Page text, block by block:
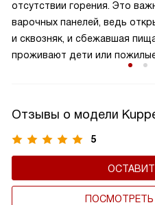
отсутствии горения. Это
варочных панелей, ведь
и сквозняк, и сбежавшая
проживают дети или
Отзывы о модели
5